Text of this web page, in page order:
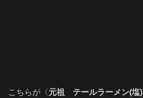
こちらが〈元祖 テールラーメン(塩)